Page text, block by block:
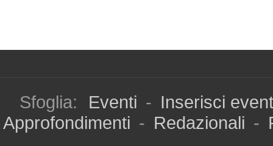
Sfoglia: Eventi - Inserisci
Approfondimenti - Redazionali -